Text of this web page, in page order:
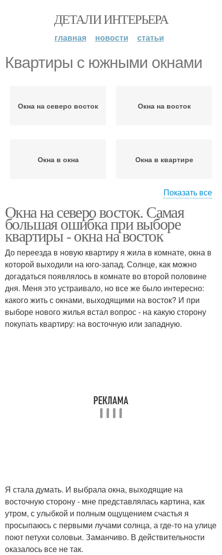
ДЕТАЛИ ИНТЕРЬЕРА
главная новости статьи
Квартиры с южными окнами
Окна на северо восток Окна на восток
Окна в окна Окна в квартире
окнами
Квартиры с
восточными окнами
Квартиры с западными
окнами
Квартира на северо
восток
Показать все
Окна на северо восток. Самая
большая ошибка при выборе
квартиры - окна на восток
До переезда в новую квартиру я жила в комнате, окна в
которой выходили на юго-запад. Солнце, как можно
догадаться появлялось в комнате во второй половине
дня. Меня это устраивало, но все же было интересно:
какого жить с окнами, выходящими на восток? И при
выборе нового жилья встал вопрос - на какую сторону
покупать квартиру: на восточную или западную.
Я стала думать. И выбрала окна, выходящие на
восточную сторону - мне представлялась картина, как
утром, с улыбкой и полным ощущением счастья я
просыпаюсь с первыми лучами солнца, а где-то на улице
поют петухи соловьи. Заманчиво. В действительности
оказалось все не так.